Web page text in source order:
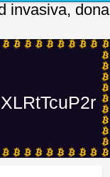
invasiva, dona